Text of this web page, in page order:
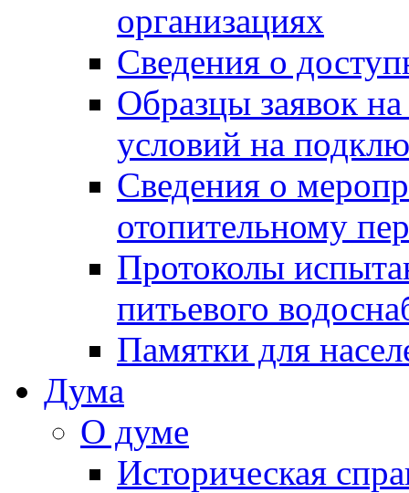
организациях
Сведения о
Образцы заявок
условий на
Сведения о
отопительному
Протоколы
питьевого
Памятки для
Дума
О думе
Историческая